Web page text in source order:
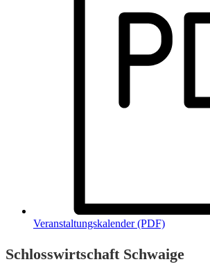
Veranstaltungskalender (PDF)
Schlosswirtschaft Schwaige